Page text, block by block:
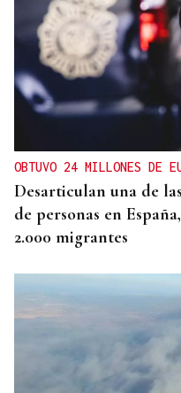
OBTUVO 24 MILLONES DE
Desarticulan una de
de personas en
2.000 migrantes